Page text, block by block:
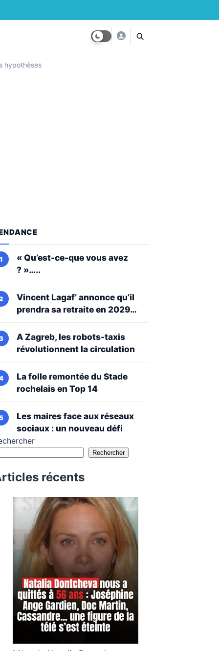
hypothèses
« Qu’est-ce-que vous avez
? »…..
Vincent Lagaf’ annonce qu’il
prendra sa retraite en 2029…
A Zagreb, les robots-taxis
révolutionnent la circulation
La folle remontée du Stade
rochelais en Top 14
Les maires face aux réseaux
sociaux : un nouveau défi
Rechercher
récents